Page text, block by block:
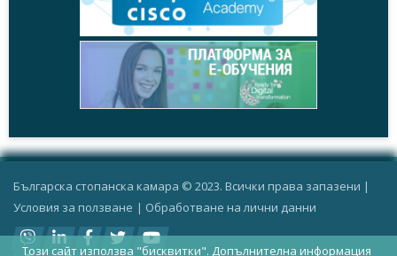
Българска стопанска камара © 2023. Всички права запазени |
Условия за ползване | Oбработване на лични данни
Този сайт използва "бисквитки". Допълнителна информация